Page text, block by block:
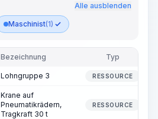
Alle ausblenden
Maschinist(1)
Bezeichnung Typ
Lohngruppe 3 RESSOURCE
Krane auf
Pneumatikrädern,
Tragkraft 30 t
RESSOURCE